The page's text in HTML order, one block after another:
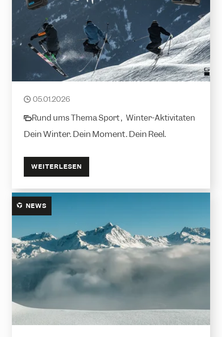
date
05.01.2026
category
Rund ums Thema Sport , Winter-Aktivitäten
Dein Winter. Dein Moment. Dein Reel.
WEITERLESEN
NEWS